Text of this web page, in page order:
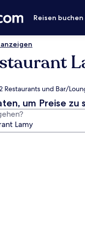
Reisen buchen
Restaurants und Bar/
um Preise zu